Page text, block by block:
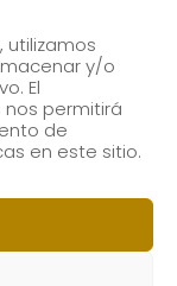
utilizamos
y/o
El
permitirá
de
en este sitio.
our news by